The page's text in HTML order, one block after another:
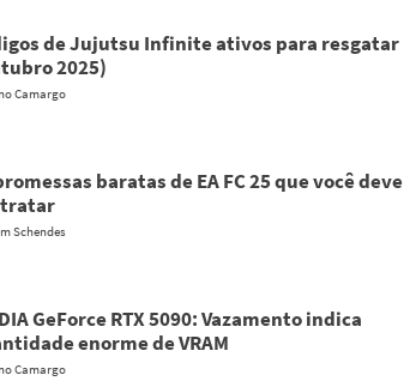
de Jujutsu Infinite ativos para resgatar
2025)
Camargo
baratas de EA FC 25 que você deve
Schendes
GeForce RTX 5090: Vazamento indica
enorme de VRAM
Camargo